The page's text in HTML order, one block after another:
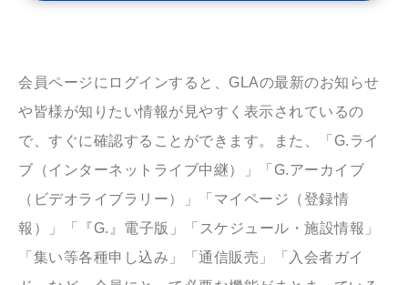
会員ページにログインすると、GLAの最新のお知らせ
や皆様が知りたい情報が見やすく表示されているの
で、すぐに確認することができます。また、「G.ライ
ブ（インターネットライブ中継）」「G.アーカイブ
（ビデオライブラリー）」「マイページ（登録情
報）」「『G.』電子版」「スケジュール・施設情報」
「集い等各種申し込み」「通信販売」「入会者ガイ